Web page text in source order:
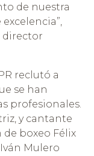
de nuestra
director
reclutó a
se han
profesionales.
y cantante
de boxeo Félix
Mulero